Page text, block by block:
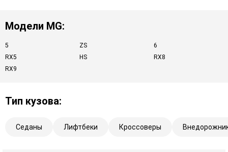
Модели MG:
5 ZS
6
RX5
HS
RX8
RX9
Тип кузова:
Седаны Лифтбеки Кроссоверы